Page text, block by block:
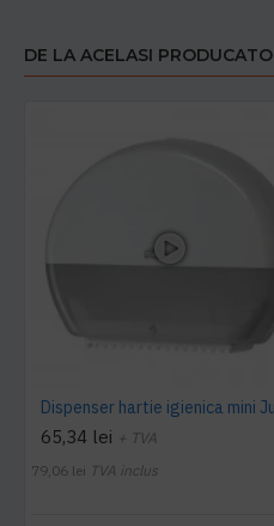
DE LA ACELASI
65,34 lei + TVA
79,06 lei TVA inclus